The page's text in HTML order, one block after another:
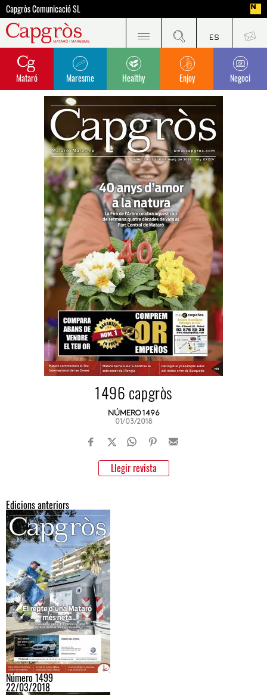
Capgròs Comunicació SL
Mataró Maresme Healthy Enjoy Negoci
1496 capgròs
NÚMERO 1496
01/03/2018
Llegir revista
Edicions anteriors
Número 1499
22/03/2018